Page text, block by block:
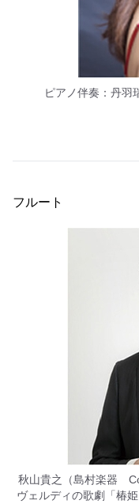
ピアノ伴奏：丹羽
フルート
秋山貴之（島村楽器
ヴェルディの歌劇「椿